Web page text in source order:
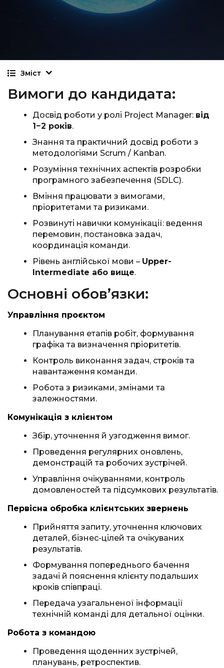
Зміст
Вимоги до кандидата:
Досвід роботи у ролі Project Manager: від
1−2 років.
Знання та практичний досвід роботи з
методологіями Scrum / Kanban.
Розуміння технічних аспектів розробки
програмного забезпечення (SDLC).
Вміння працювати з вимогами,
пріоритетами та ризиками.
Розвинуті навички комунікації: ведення
перемовин, постановка задач,
координація команди.
Рівень англійської мови – Upper-
Intermediate або вище.
Основні обов’язки:
Управління проєктом
Планування етапів робіт, формування
графіка та визначення пріоритетів.
Контроль виконання задач, строків та
навантаження команди.
Робота з ризиками, змінами та
залежностями.
Комунікація з клієнтом
Збір, уточнення й узгодження вимог.
Проведення регулярних оновлень,
демонстрацій та робочих зустрічей.
Управління очікуваннями, контроль
домовленостей та підсумкових результатів.
Первісна обробка клієнтських звернень
Прийняття запиту, уточнення ключових
деталей, бізнес-цілей та очікуваних
результатів.
Формування попереднього бачення
задачі й пояснення клієнту подальших
кроків співпраці.
Передача узагальненої інформації
технічній команді для детальної оцінки.
Робота з командою
Проведення щоденних зустрічей,
планувань, ретроспектив.